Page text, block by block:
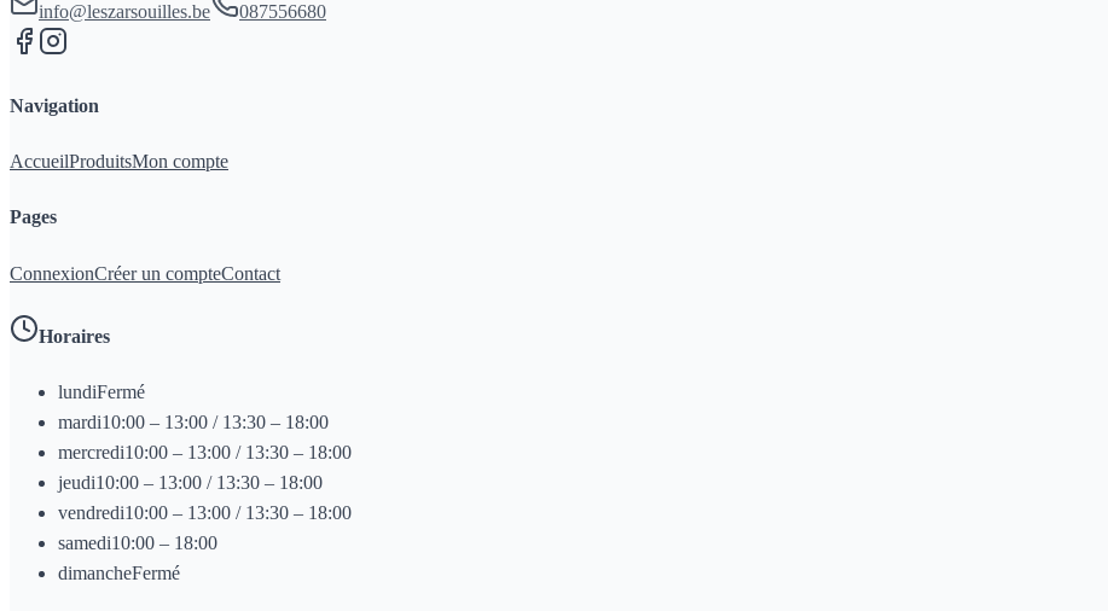
info@leszarsouilles.be 087556680
Navigation
AccueilProduitsMon compte
Pages
ConnexionCréer un compteContact
Horaires
lundiFermé
mardi10:00 – 13:00 / 13:30 – 18:00
mercredi10:00 – 13:00 / 13:30 – 18:00
jeudi10:00 – 13:00 / 13:30 – 18:00
vendredi10:00 – 13:00 / 13:30 – 18:00
samedi10:00 – 18:00
dimancheFermé